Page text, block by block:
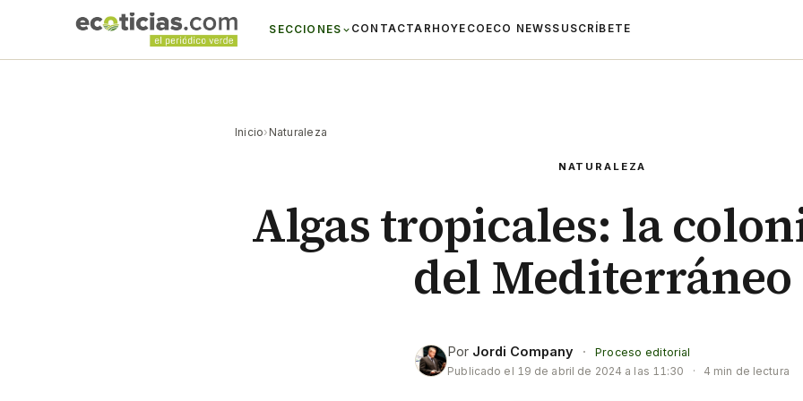
SECCIONES CONTACTAR HOYECO ECO NEWSSUSCRÍBETE
Inicio› Naturaleza
NATURALEZA
Algas tropicales: la
del Mediterráneo
Por Jordi Company ·
Proceso editorial
Publicado el 19 de abril de 2024 a las 11:30 · 4 min de lectura